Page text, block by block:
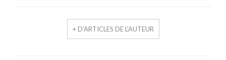
+ D'ARTICLES DE L'AUTEUR